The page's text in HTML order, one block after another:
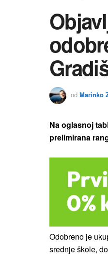
od Marinko
Na oglasnoj
prelimirana
Odobreno je
srednje škole,